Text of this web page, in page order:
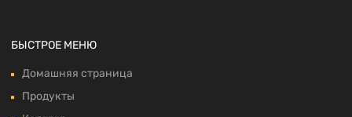
БЫСТРОЕ МЕНЮ
Домашняя страница
Продукты